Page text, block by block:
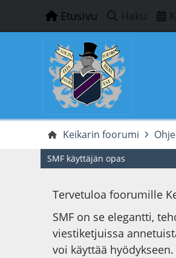
Etusivu Haku
Keikarin foorumi
SMF käyttäjän opas
Tervetuloa foorumille
SMF on se elegantti,
viestiketjuissa
voi käyttää